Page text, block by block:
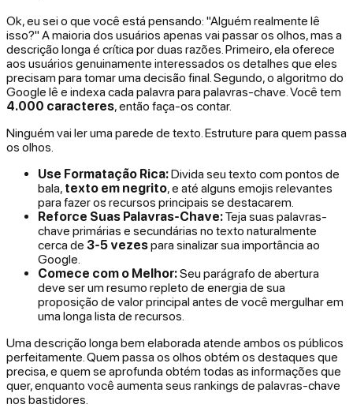
Ok, eu sei o que você está pensando: "Alguém realmente lê
isso?" A maioria dos usuários apenas vai passar os olhos, mas a
descrição longa é crítica por duas razões. Primeiro, ela oferece
aos usuários genuinamente interessados os detalhes que eles
precisam para tomar uma decisão final. Segundo, o algoritmo do
Google lê e indexa cada palavra para palavras-chave. Você tem
4.000 caracteres, então faça-os contar.
Ninguém vai ler uma parede de texto. Estruture para quem passa
os olhos.
Use Formatação Rica:Divida seu texto com pontos de
bala, texto em negrito, e até alguns emojis relevantes
para fazer os recursos principais se destacarem.
Reforce Suas Palavras-Chave:Teja suas palavras-
chave primárias e secundárias no texto naturalmente
cerca de 3-5 vezespara sinalizar sua importância ao
Google.
Comece com o Melhor:Seu parágrafo de abertura
deve ser um resumo repleto de energia de sua
proposição de valor principal antes de você mergulhar em
uma longa lista de recursos.
Uma descrição longa bem elaborada atende ambos os públicos
perfeitamente. Quem passa os olhos obtém os destaques que
precisa, e quem se aprofunda obtém todas as informações que
quer, enquanto você aumenta seus rankings de palavras-chave
nos bastidores.